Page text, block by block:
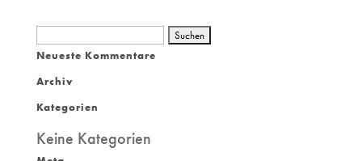
Suchen
nach:
Neueste Kommentare
Archiv
Kategorien
Keine Kategorien